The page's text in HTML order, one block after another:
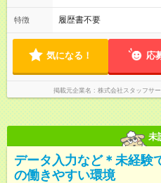
特徴 履歴書不要
気になる！ 応
掲載元企業名 株式会社スタッフサ
未
データ入力など＊未経験
の働きやすい環境